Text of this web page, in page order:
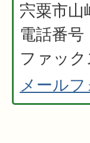
宍粟市山
電話番号
ファッ
メール